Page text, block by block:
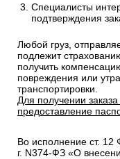
Специалисты
подтверждения
Любой груз,
подлежит
получить
повреждения или
транспортировки.
Для получении
предоставление
Во исполнение ст. 12
г. N374-ФЗ «О